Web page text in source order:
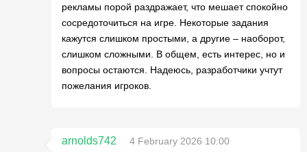
рекламы порой раздражает, что мешает спокойно
сосредоточиться на игре. Некоторые задания
кажутся слишком простыми, а другие – наоборот,
слишком сложными. В общем, есть интерес, но и
вопросы остаются. Надеюсь, разработчики учтут
пожелания игроков.
arnolds742
4 February 2026 10:00